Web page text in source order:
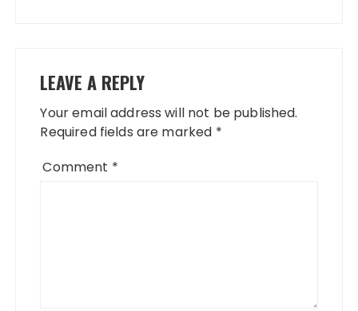
LEAVE A REPLY
Your email address will not be published.
Required fields are marked *
Comment *